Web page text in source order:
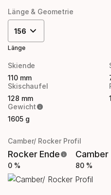
Länge & Geometrie
156
Länge
Skiende
110 mm
Skischaufel
128 mm
Gewicht
1605 g
Camber/ Rocker Profil
Rocker Ende
0 %
Camber
80 %